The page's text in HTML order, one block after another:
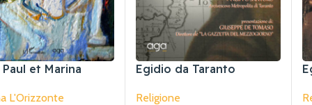
Paul et Marina
L'Orizzonte
Egidio da Taranto
Religione